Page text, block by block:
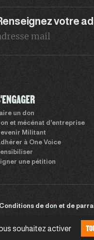
votre
un don
et mécénat d’entreprise
Militant
à One Voice
une pétition
Conditions de don et de
souhaitez activer